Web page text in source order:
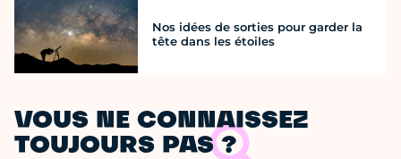
Nos idées de sorties pour garder la
tête dans les étoiles
VOUS NE CONNAISSEZ
TOUJOURS PAS ?